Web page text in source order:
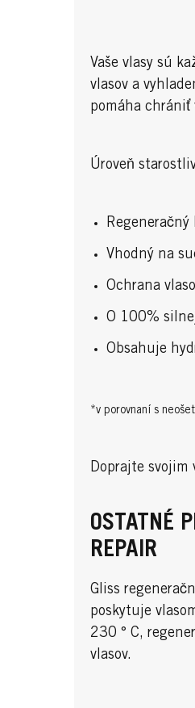
Vaše vlasy sú
vlasov a
pomáha chrániť
Úroveň
Vhodný na
Ochrana
O 100%
Obsahuje
*v porovnaní s
Doprajte svojim
OSTATNÉ
REPAIR
Gliss
poskytuje
230 ° C,
vlasov.